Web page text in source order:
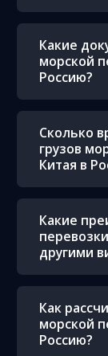
Какие
морской
Россию?
Сколько
грузов
Китая в
Какие
другими
Как
морской
Россию?